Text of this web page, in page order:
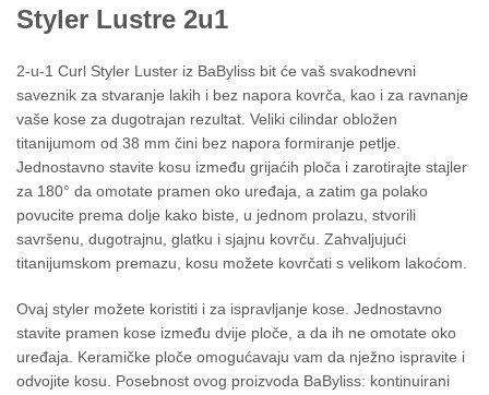
Styler Lustre 2u1
2-u-1 Curl Styler Luster iz BaByliss bit će vaš svakodnevni
saveznik za stvaranje lakih i bez napora kovrča, kao i za ravnanje
vaše kose za dugotrajan rezultat. Veliki cilindar obložen
titanijumom od 38 mm čini bez napora formiranje petlje.
Jednostavno stavite kosu između grijaćih ploča i zarotirajte stajler
za 180° da omotate pramen oko uređaja, a zatim ga polako
povucite prema dolje kako biste, u jednom prolazu, stvorili
savršenu, dugotrajnu, glatku i sjajnu kovrču. Zahvaljujući
titanijumskom premazu, kosu možete kovrčati s velikom lakoćom.
Ovaj styler možete koristiti i za ispravljanje kose. Jednostavno
stavite pramen kose između dvije ploče, a da ih ne omotate oko
uređaja. Keramičke ploče omogućavaju vam da nježno ispravite i
odvojite kosu. Posebnost ovog proizvoda BaByliss: kontinuirani